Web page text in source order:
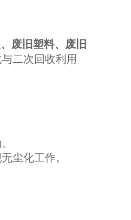
废旧塑料、废旧
二次回收利用
尘化工作。